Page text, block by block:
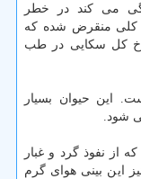
می كند در خطر
كلی منقرض شده كه
كل سكایی در طب
این حیوان بسیار
شود.
نفوذ گرد و غبار
این بینی هوای گرم